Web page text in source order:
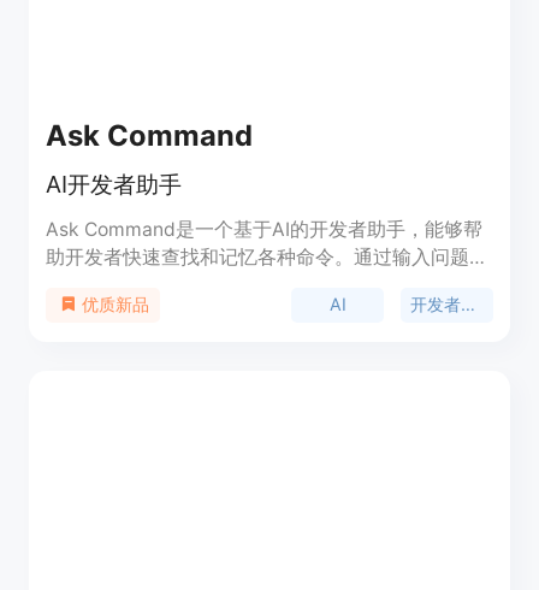
Ask Command
AI开发者助手
Ask Command是一个基于AI的开发者助手，能够帮
助开发者快速查找和记忆各种命令。通过输入问题，
并提供简洁明了的使用示例。用户可以根据需要自定
优质新品 AI 开发者工具